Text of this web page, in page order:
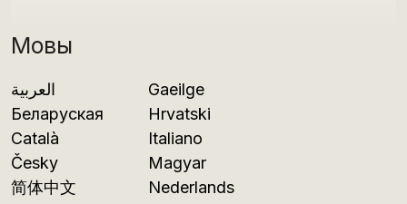
Мовы
العربية
Беларуская
Català
Česky
简体中文
Gaeilge
Hrvatski
Italiano
Magyar
Nederlands